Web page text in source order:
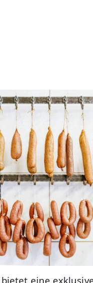
eine